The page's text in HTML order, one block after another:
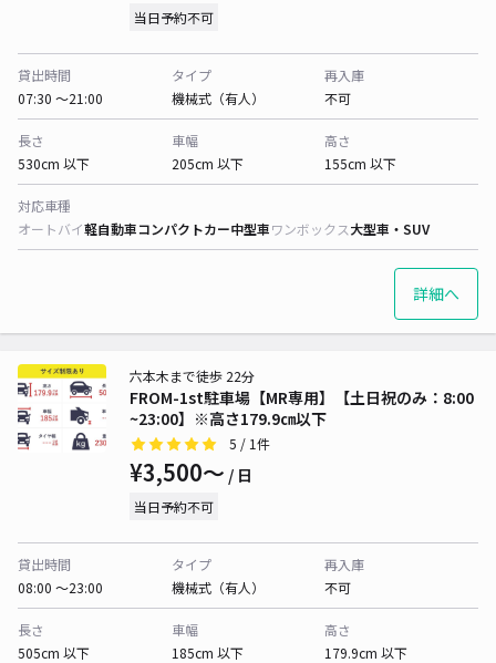
当日予約不可
貸出時間
07:30 〜21:00
タイプ
機械式（有人）
再入庫
不可
長さ
530cm 以下
車幅
205cm 以下
高さ
155cm 以下
対応車種
オートバイ軽自動車コンパクトカー中型車ワンボックス大型車・SUV
詳細へ
FROM-1st駐車場【MR専用】【土日祝のみ：8:00
~23:00】※高さ179.9㎝以下
六本木まで徒歩 22分
5 / 1件
¥3,500〜 / 日
当日予約不可
貸出時間
08:00 〜23:00
タイプ
機械式（有人）
再入庫
不可
長さ
505cm 以下
車幅
185cm 以下
高さ
179.9cm 以下